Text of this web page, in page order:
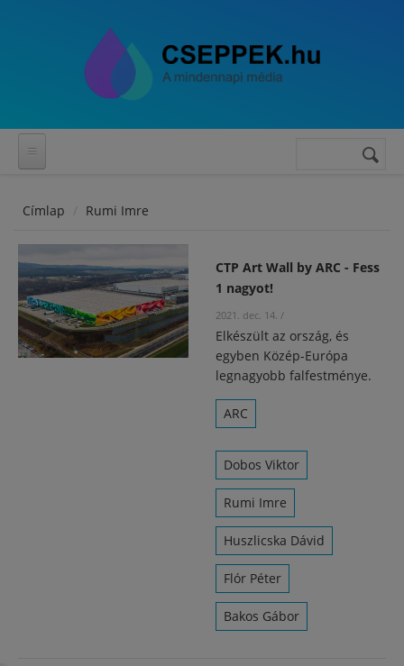
Keresés
Címlap Rumi Imre
CTP Art Wall by ARC - Fess
1 nagyot!
2021. dec. 14. /
Elkészült az ország, és
egyben Közép-Európa
legnagyobb falfestménye.
ARC
Dobos Viktor
Rumi Imre
Huszlicska Dávid
Flór Péter
Bakos Gábor